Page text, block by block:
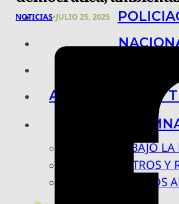
ARTE, CIENCIA Y
BAJO
RASTROS Y
VÍNCULOS
NOTICIAS•JULIO 25, 2025